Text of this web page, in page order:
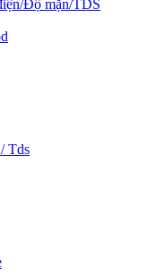
Độ mặn/TDS
Tds